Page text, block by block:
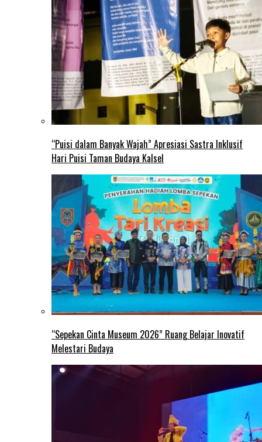
“Puisi dalam Banyak Wajah” Apresiasi Sastra Inklusif
Hari Puisi Taman Budaya Kalsel
“Sepekan Cinta Museum 2026” Ruang Belajar Inovatif
Melestari Budaya